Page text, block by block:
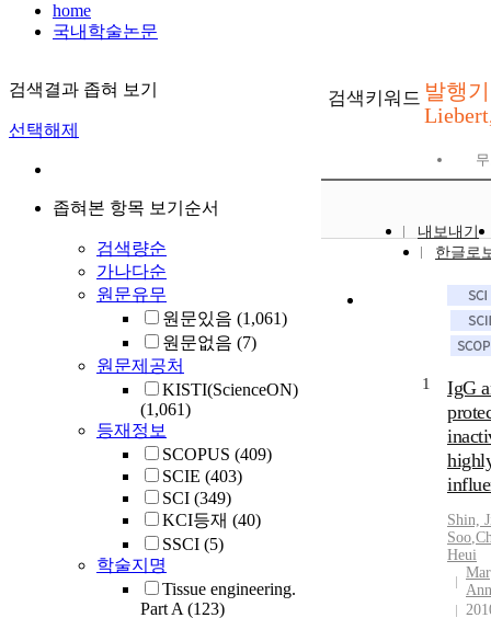
home
국내학술논문
검색결과 좁혀 보기
선택해제
좁혀본 항목 보기순서
검색량순
가나다순
원문유무
원문있음 (1,061)
원문없음 (7)
원문제공처
KISTI(ScienceON)
(1,061)
등재정보
SCOPUS (409)
SCIE (403)
SCI (349)
KCI등재 (40)
SSCI (5)
학술지명
Tissue engineering.
Part A(123)
검색키워드 발행
내보내기
한글로
1
IgG
Shin,
Soo,
Heui